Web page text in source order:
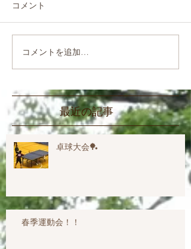
コメント
コメントを追加…
最近の記事
卓球大会🏓
春季運動会！！